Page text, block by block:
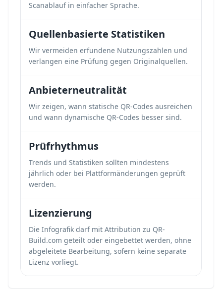
Scanablauf in einfacher Sprache.
Quellenbasierte Statistiken
Wir vermeiden erfundene Nutzungszahlen und
verlangen eine Prüfung gegen Originalquellen.
Anbieterneutralität
Wir zeigen, wann statische QR-Codes ausreichen
und wann dynamische QR-Codes besser sind.
Prüfrhythmus
Trends und Statistiken sollten mindestens
jährlich oder bei Plattformänderungen geprüft
werden.
Lizenzierung
Die Infografik darf mit Attribution zu QR-
Build.com geteilt oder eingebettet werden, ohne
abgeleitete Bearbeitung, sofern keine separate
Lizenz vorliegt.